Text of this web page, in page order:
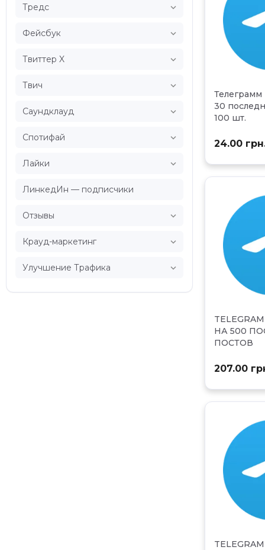
Тредс 
Фейсбук 
Твиттер X 
Твич 
Саундклауд 
Спотифай 
Лайки 
ЛинкедИн — подписчики
Отзывы 
Крауд-маркетинг 
Улучшение Трафика 
30
100 шт.
24.00
НА 500
ПОСТОВ
207.00